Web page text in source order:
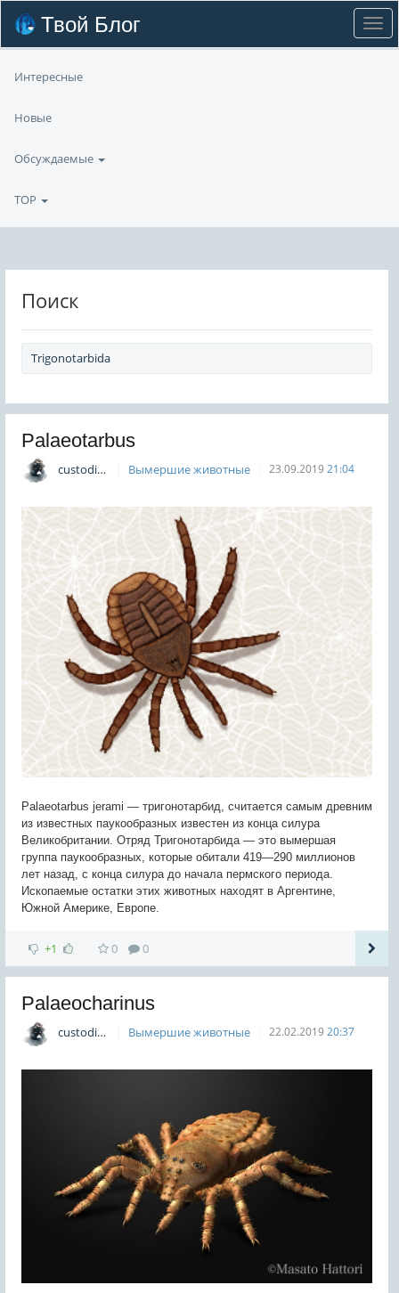
Твой Блог
Интересные
Новые
Обсуждаемые
TOP
Поиск
Palaeotarbus
custodian Вымершие животные 23.09.2019 21:04
Palaeotarbus jerami — тригонотарбид, считается самым древним
из известных паукообразных известен из конца силура
Великобритании. Отряд Тригонотарбида — это вымершая
группа паукообразных, которые обитали 419—290 миллионов
лет назад, с конца силура до начала пермского периода.
Ископаемые остатки этих животных находят в Аргентине,
Южной Америке, Европе.
+1 0 0
Palaeocharinus
custodian Вымершие животные 22.02.2019 20:37